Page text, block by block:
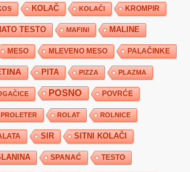
KOLAČ KOLAČI KROMPIR
TESTO MAFINI MALINE
MESO MLEVENO MESO PALAČINKE
PITA PIZZA PLAZMA
POSNO POVRĆE
PROLETER ROLAT ROLNICE
SIR SITNI KOLAČI
SPANAĆ TESTO